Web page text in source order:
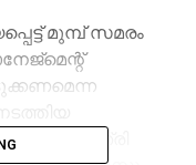
മുമ്പ് സമരം
ആസ്പത്രി